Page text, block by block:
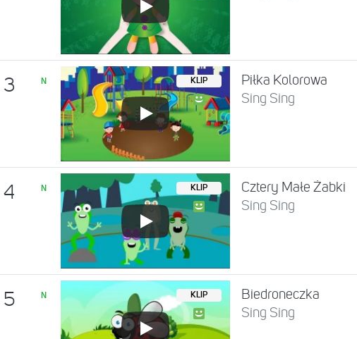
3 N KLIP
Piłka Kolorowa
Sing Sing
4 N KLIP
Cztery Małe Żabki
Sing Sing
5 N KLIP
Biedroneczka
Sing Sing